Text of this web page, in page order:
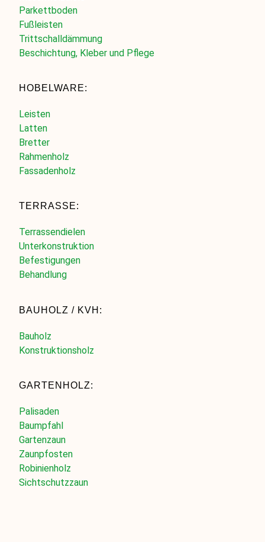
Parkettboden
Fußleisten
Trittschalldämmung
Beschichtung, Kleber und Pflege
HOBELWARE:
Leisten
Latten
Bretter
Rahmenholz
Fassadenholz
TERRASSE:
Terrassendielen
Unterkonstruktion
Befestigungen
Behandlung
BAUHOLZ / KVH:
Bauholz
Konstruktionsholz
GARTENHOLZ:
Palisaden
Baumpfahl
Gartenzaun
Zaunpfosten
Robinienholz
Sichtschutzzaun